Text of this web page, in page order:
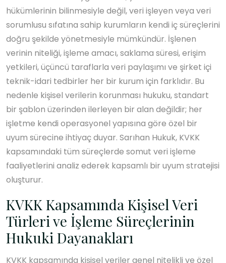
hükümlerinin bilinmesiyle değil, veri işleyen veya veri
sorumlusu sıfatına sahip kurumların kendi iç süreçlerini
doğru şekilde yönetmesiyle mümkündür. İşlenen
verinin niteliği, işleme amacı, saklama süresi, erişim
yetkileri, üçüncü taraflarla veri paylaşımı ve şirket içi
teknik-idari tedbirler her bir kurum için farklıdır. Bu
nedenle kişisel verilerin korunması hukuku, standart
bir şablon üzerinden ilerleyen bir alan değildir; her
işletme kendi operasyonel yapısına göre özel bir
uyum sürecine ihtiyaç duyar. Sarıhan Hukuk, KVKK
kapsamındaki tüm süreçlerde somut veri işleme
faaliyetlerini analiz ederek kapsamlı bir uyum stratejisi
oluşturur.
KVKK Kapsamında Kişisel Veri
Türleri ve İşleme Süreçlerinin
Hukuki Dayanakları
KVKK kapsamında kişisel veriler genel nitelikli ve özel